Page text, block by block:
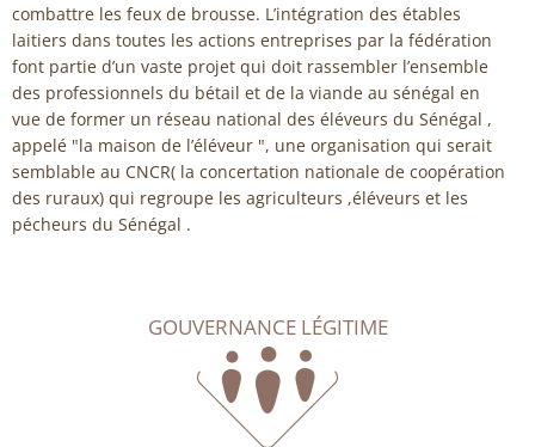
combattre les feux de brousse. L’intégration des étables
laitiers dans toutes les actions entreprises par la fédération
font partie d’un vaste projet qui doit rassembler l’ensemble
des professionnels du bétail et de la viande au sénégal en
vue de former un réseau national des éléveurs du Sénégal ,
appelé "la maison de l’éléveur ", une organisation qui serait
semblable au CNCR( la concertation nationale de coopération
des ruraux) qui regroupe les agriculteurs ,éléveurs et les
pécheurs du Sénégal .
GOUVERNANCE LÉGITIME